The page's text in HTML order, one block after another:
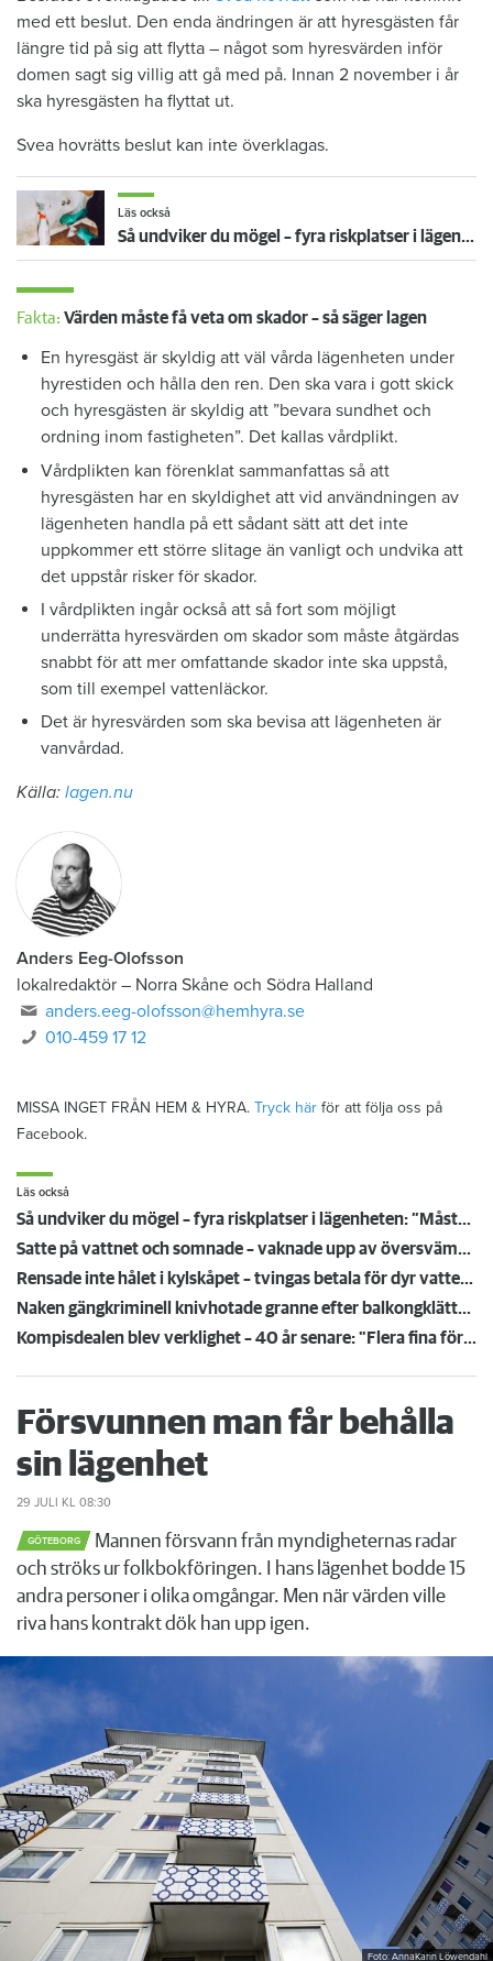
med ett beslut. Den enda ändringen är att hyresgästen får
längre tid på sig att flytta – något som hyresvärden inför
domen sagt sig villig att gå med på. Innan 2 november i år
ska hyresgästen ha flyttat ut.
Svea hovrätts beslut kan inte överklagas.
Läs också
Så undviker du mögel – fyra riskplatser i lägenheten: ”Måste städa bort”
Fakta: Värden måste få veta om skador – så säger lagen
En hyresgäst är skyldig att väl vårda lägenheten under
hyrestiden och hålla den ren. Den ska vara i gott skick
och hyresgästen är skyldig att ”bevara sundhet och
ordning inom fastigheten”. Det kallas vårdplikt.
Vårdplikten kan förenklat sammanfattas så att
hyresgästen har en skyldighet att vid användningen av
lägenheten handla på ett sådant sätt att det inte
uppkommer ett större slitage än vanligt och undvika att
det uppstår risker för skador.
I vårdplikten ingår också att så fort som möjligt
underrätta hyresvärden om skador som måste åtgärdas
snabbt för att mer omfattande skador inte ska uppstå,
som till exempel vattenläckor.
Det är hyresvärden som ska bevisa att lägenheten är
vanvårdad.
Källa: lagen.nu
Anders Eeg-Olofsson
lokalredaktör – Norra Skåne och Södra Halland
anders.eeg-olofsson@hemhyra.se
010-459 17 12
MISSA INGET FRÅN HEM & HYRA. Tryck här för att följa oss på
Facebook.
Läs också
Så undviker du mögel – fyra riskplatser i lägenheten: ”Måste städa bort”
Satte på vattnet och somnade – vaknade upp av översvämning hos grannen
Rensade inte hålet i kylskåpet – tvingas betala för dyr vattenskada
Naken gängkriminell knivhotade granne efter balkongklättring
Kompisdealen blev verklighet – 40 år senare: "Flera fina fördelar med att dela bostad"
Försvunnen man får behålla
sin lägenhet
29 JULI KL 08:30
GÖTEBORG
Mannen försvann från myndigheternas radar
och ströks ur folkbokföringen. I hans lägenhet bodde 15
andra personer i olika omgångar. Men när värden ville
riva hans kontrakt dök han upp igen.
Foto: AnnaKarin Löwendahl